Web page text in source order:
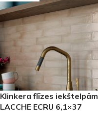
Klinkera flīzes iekštelpām
LACCHE ECRU 6,1×37